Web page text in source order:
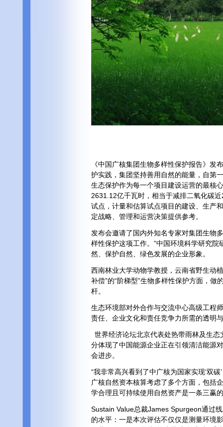
《中国广核集团生物多样性保护报告》
护实践，集团坚持善用自然的能量，自第
生态保护作为每一个项目建设运营的最核
2631.12亿千瓦时，相当于减排二氧化碳
试点，计量和估算试点项目的建设、生产
定战略、管理和运营决策提供参考。
发布会邀请了国内外知名专家对集团生物
样性保护这项工作。”中国环境科学研究
然、保护自然、绿色发展的企业形象。
西南林业大学动物学教授，云南省野生动
补偿”的“阶梯型”生物多样性保护方面，
杆。
生态环境部对外合作与交流中心高级工程
责任、企业文化和责任竞争力所需的透明
世界经济论坛北京代表处热带雨林及生
分体现了中国能源企业正在引领清洁能源
会进步。
“我非常高兴看到了中广核为国家实现‘双
广核自然资本核算考虑了多个方面，包括
学合理且可持续使用自然资产是一条三赢
Sustain Value总裁James Spurgeon通过
的水平：一是本次评估不仅仅是测量环